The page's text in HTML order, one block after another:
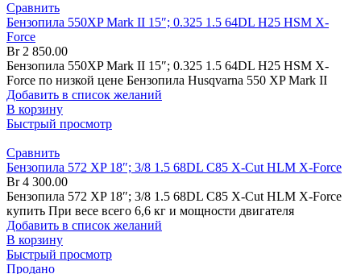
Сравнить
Бензопила 550XP Mark II 15″; 0.325 1.5 64DL H25 HSM X-
Force
Br2 850.00
Бензопила 550XP Mark II 15″; 0.325 1.5 64DL H25 HSM X-
Force по низкой цене Бензопила Husqvarna 550 XP Mark II
Добавить в список желаний
В корзину
Быстрый просмотр
Сравнить
Бензопила 572 XP 18″; 3/8 1.5 68DL C85 X-Cut HLM X-Force
Br4 300.00
Бензопила 572 XP 18″; 3/8 1.5 68DL C85 X-Cut HLM X-Force
купить При весе всего 6,6 кг и мощности двигателя
Добавить в список желаний
В корзину
Быстрый просмотр
Продано